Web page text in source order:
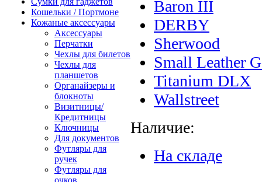
Кошельки / Портмоне
Кожаные аксессуары
Аксессуары
Перчатки
Чехлы для билетов
Чехлы для
планшетов
Органайзеры и
блокноты
Визитницы/
Кредитницы
Ключницы
Для документов
Футляры для
ручек
Футляры для
очков
Baron III
DERBY
Sherwood
Small Leather
Titanium DLX
Wallstreet
Наличие:
На складе